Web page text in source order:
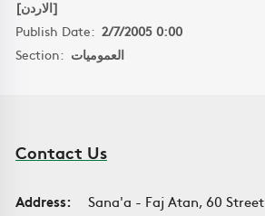
[الاردن]
Publish Date: 2/7/2005 0:00
Section: العموميات
Contact Us
Address:
Sana'a - Faj Atan, 60 Street